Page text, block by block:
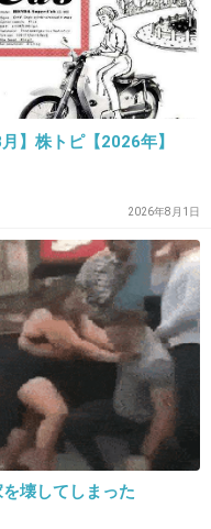
い。
結局タンスの肥や
+23 -1
出ている秋物の方
月】株トピ【2026年】
2026年8月1日
壊してしまった